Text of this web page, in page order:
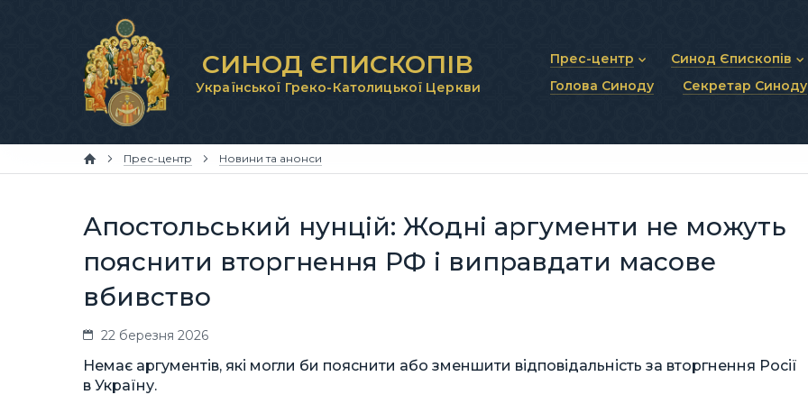
СИНОД ЄПИСКОПІВ
Української Греко-Католицької Церкви
Прес-центр
Новини та анонси
Синод Єпископів
Статут Синоду
Синодальні органи
Голова Синоду Секретар Синоду
Прес-центр Новини та анонси
Апостольський нунцій: Жодні аргументи не можуть
пояснити вторгнення РФ і виправдати масове
вбивство
22 березня 2026
Немає аргументів, які могли би пояснити або зменшити відповідальність за вторгнення Росії
в Україну.